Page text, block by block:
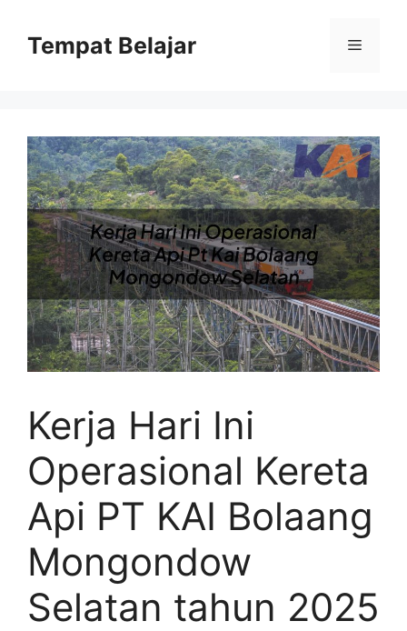
contentTempat Belajar Menu
Kerja Hari Ini
Operasional Kereta
Api PT KAI Bolaang
Mongondow
Selatan tahun 2025